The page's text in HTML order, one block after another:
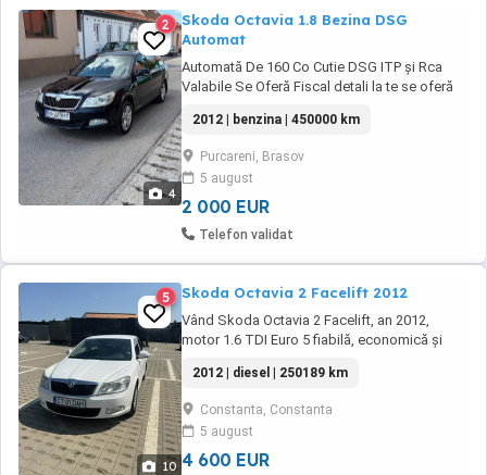
4
2
Skoda Octavia 1.8 Bezina DSG
Automat
Automată De 160 Co Cutie DSG ITP și Rca
Valabile Se Oferă Fiscal detali la te se oferă
2012 | benzina | 450000 km
Purcareni, Brasov
5 august
2 000 EUR
Telefon validat
10
5 Skoda Octavia 2 Facelift 2012
Vând Skoda Octavia 2 Facelift, an 2012,
motor 1.6 TDI Euro 5 fiabilă, economică și
tehnice, consum redus. Cine doreste ii pun la
dispozitie un raport Car Vertical. In privat!
2012 | diesel | 250189 km
Constanta, Constanta
5 august
4 600 EUR